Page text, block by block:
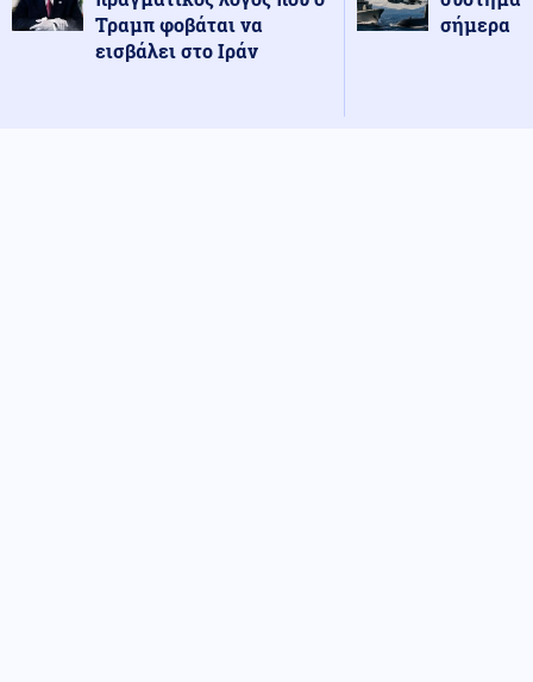
Τραμπ φοβάται να
εισβάλει στο Ιράν
σήμερα